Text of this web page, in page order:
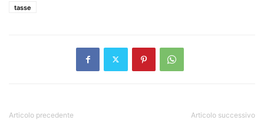
tasse
Articolo precedente Articolo successivo